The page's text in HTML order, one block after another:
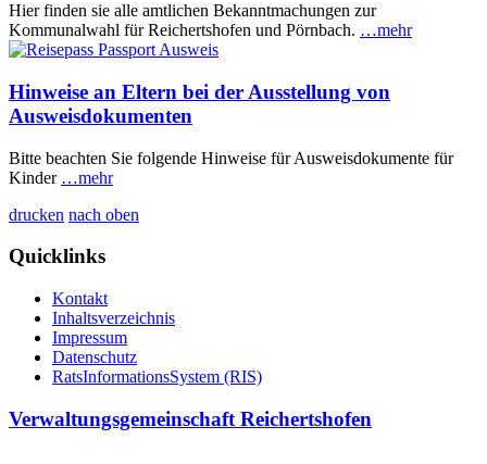
Hier finden sie alle amtlichen Bekanntmachungen zur
Kommunalwahl für Reichertshofen und Pörnbach. …mehr
Hinweise an Eltern bei der Ausstellung von
Ausweisdokumenten
Bitte beachten Sie folgende Hinweise für Ausweisdokumente für
Kinder …mehr
drucken nach oben
Quicklinks
Kontakt
Inhaltsverzeichnis
Impressum
Datenschutz
RatsInformationsSystem (RIS)
Verwaltungsgemeinschaft Reichertshofen